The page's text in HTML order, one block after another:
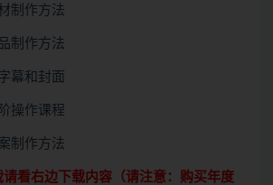
制作方法
制作方法
幕和封面
操作课程
制作方法
看右边下载内容（请注意： 购买年度